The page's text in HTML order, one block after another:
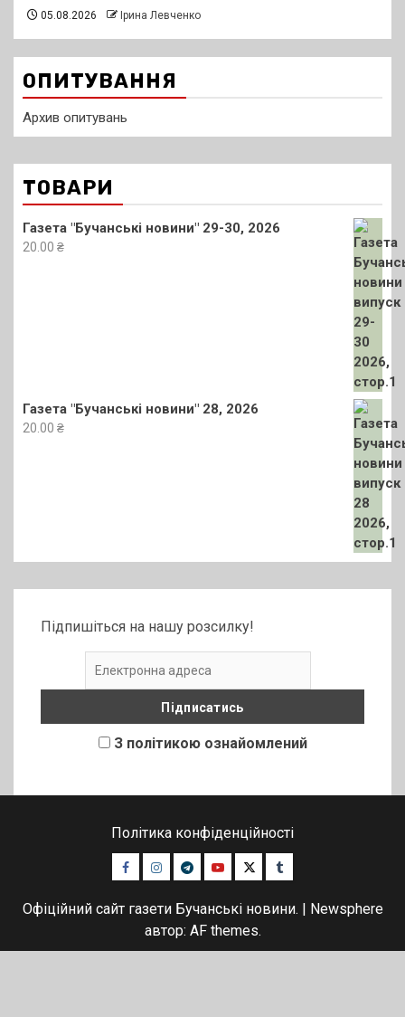
05.08.2026 Ірина Левченко
ОПИТУВАННЯ
Архив опитувань
ТОВАРИ
Газета "Бучанські новини" 29-30, 2026
20.00 ₴
Газета "Бучанські новини" 28, 2026
20.00 ₴
Підпишіться на нашу розсилку!
З політикою ознайомлений
Політика конфіденційності
Facebook
Instagram
TelegramYoutubeTwitterTumblr
Офіційний сайт газети Бучанські новини. | Newsphere
автор: AF themes.